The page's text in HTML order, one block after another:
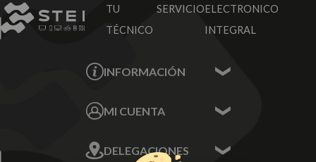
TU SERVICIO
TÉCNICO
ELECTRONICO
INTEGRAL
INFORMACIÓN
Sobre nosotros
MI CUENTA
Mis Direcciones
DELEGACIONES